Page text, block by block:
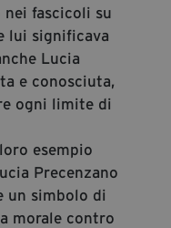
fascicoli su
lui significava
Lucia
e conosciuta,
ogni limite di
esempio
Precenzano
un simbolo di
morale contro